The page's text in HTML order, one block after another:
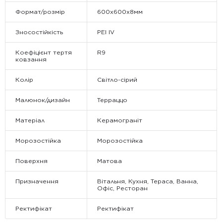
Формат/розмір 600х600х8мм
Зносостійкість PEI IV
Коефіцієнт тертя
ковзання
R9
Колір Світло-сірий
Малюнок/дизайн Терраццо
Матеріал Керамограніт
Морозостійка Морозостійка
Поверхня Матова
Призначення
Вітальня, Кухня, Тераса, Ванна,
Офіс, Ресторан
Ректифікат Ректифікат